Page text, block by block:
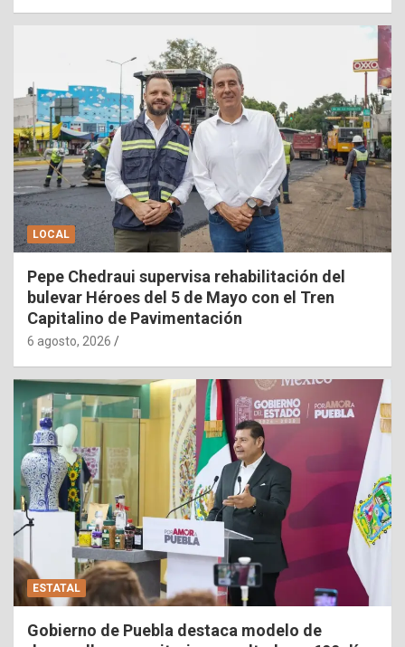
LOCAL
Pepe Chedraui supervisa rehabilitación del
bulevar Héroes del 5 de Mayo con el Tren
Capitalino de Pavimentación
6 agosto, 2026
ESTATAL
Gobierno de Puebla destaca modelo de